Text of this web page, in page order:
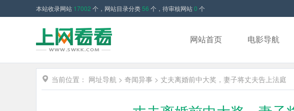
本站收录网站 17002 个，网站目录分类56 个，待审核网站0 个
网站首页 电影导航
当前位置： 网址导航 > 奇闻异事 > 丈夫离婚前中大奖，妻子将丈夫告上法庭